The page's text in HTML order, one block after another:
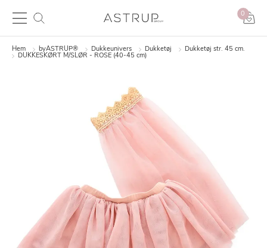
0
Hem byASTRUP® Dukkeunivers Dukketøj
Dukketøj str. 45 cm.
DUKKESKØRT M/SLØR - ROSE (40-45 cm)